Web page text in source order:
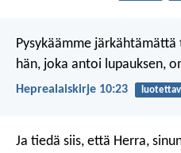
Pysykäämme
hän, joka antoi lupauksen,
Heprealaiskirje 10:23
Ja tiedä siis, että Herra,